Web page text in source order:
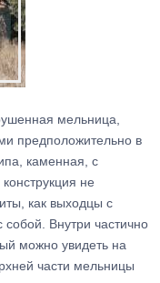
мельница,
предположительно в
каменная, с
не
как выходцы с
Внутри частично
можно увидеть на
части мельницы